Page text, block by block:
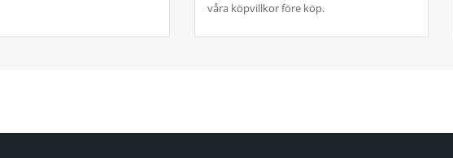
våra köpvillkor före köp.